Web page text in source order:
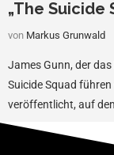
„The Suicide
von Markus Grunwald
James Gunn, der
Suicide Squad
veröffentlicht, auf